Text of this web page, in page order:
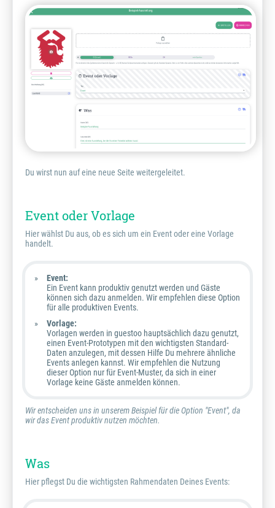
Du wirst nun auf eine neue Seite weitergeleitet.
Event oder Vorlage
Hier wählst Du aus, ob es sich um ein Event oder eine Vorlage
handelt.
Event:
Ein Event kann produktiv genutzt werden und Gäste
können sich dazu anmelden. Wir empfehlen diese Option
für alle produktiven Events.
Vorlage:
Vorlagen werden in guestoo hauptsächlich dazu genutzt,
einen Event-Prototypen mit den wichtigsten Standard-
Daten anzulegen, mit dessen Hilfe Du mehrere ähnliche
Events anlegen kannst. Wir empfehlen die Nutzung
dieser Option nur für Event-Muster, da sich in einer
Vorlage keine Gäste anmelden können.
Wir entscheiden uns in unserem Beispiel für die Option "Event", da
wir das Event produktiv nutzen möchten.
Was
Hier pflegst Du die wichtigsten Rahmendaten Deines Events: